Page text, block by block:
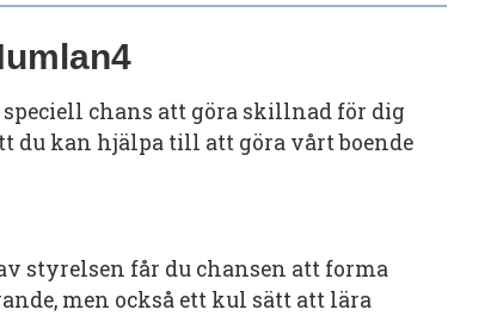
chans att göra skillnad för dig
du kan hjälpa till att göra vårt boende
styrelsen får du chansen att forma
men också ett kul sätt att lära